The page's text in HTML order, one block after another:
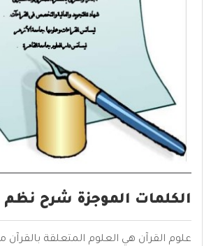
الكلمات الموجزة شرح نظم
علوم القرآن هي العلوم المتعلقة بالقرآن